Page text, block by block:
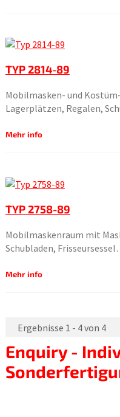
TYP 2814-89
Mobilmasken- und
Lagerplätzen, Regalen,
Mehr info
TYP 2758-89
Mobilmaskenraum mit
Schubladen,
Mehr info
Ergebnisse 1 - 4 von 4
Enquiry -